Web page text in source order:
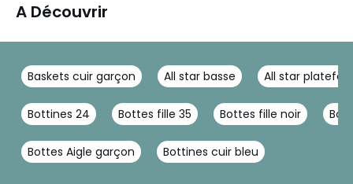
A Découvrir
Baskets cuir garçon All star basse All star
Bottines 24 Bottes fille 35 Bottes fille noir
Bottes Aigle garçon Bottines cuir bleu